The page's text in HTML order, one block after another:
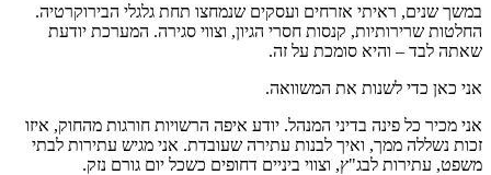
במשך שנים, ראיתי אזרחים ועסקים שנמחצו תחת גלגלי הבירוקרטיה.
החלטות שרירותיות, קנסות חסרי הגיון, וצווי סגירה. המערכת יודעת
שאתה לבד – והיא סומכת על זה.
אני כאן כדי לשנות את המשוואה.
אני מכיר כל פינה בדיני המנהל. יודע איפה הרשויות חורגות מהחוק, איזו
זכות נשללה ממך, ואיך לבנות עתירה שעובדת. אני מגיש עתירות לבתי
משפט, עתירות לבג"ץ, וצווי ביניים דחופים כשכל יום גורם נזק.